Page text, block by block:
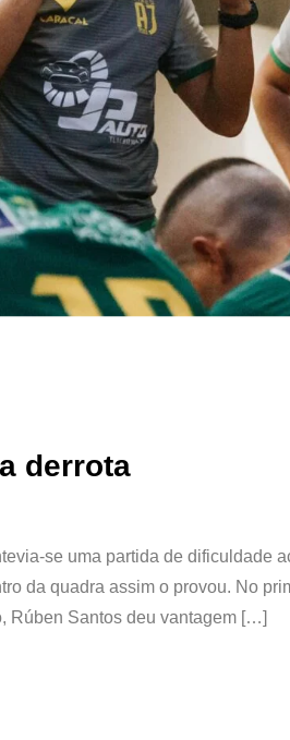
derrota
se uma partida de dificuldade
da quadra assim o provou. No
Rúben Santos deu vantagem […]